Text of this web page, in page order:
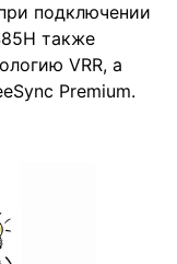
подключении
также
VRR, а
Premium.